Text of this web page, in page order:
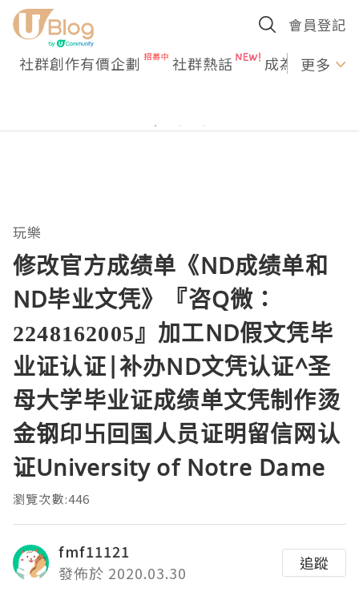
會員登記
社群創作有價企劃 社群熱話 成為U更多
玩樂
修改官方成绩单《ND成绩单和
ND毕业文凭》『咨Q微：
2248162005』加工ND假文凭毕
业证认证|补办ND文凭认证^圣
母大学毕业证成绩单文凭制作烫
金钢印卐回国人员证明留信网认
证University of Notre Dame
瀏覽次數:446
fmf11121
發佈於 2020.03.30
追蹤